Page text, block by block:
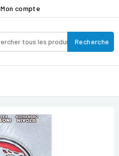
Mon compte
Recherche